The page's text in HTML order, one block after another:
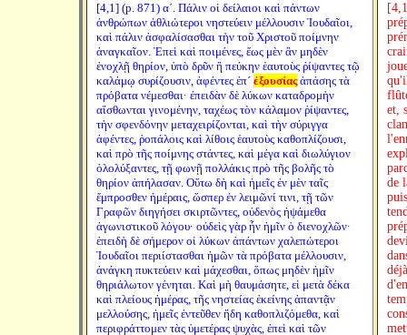
[4,1] (p. 871) αʹ. Πάλιν οἱ δείλαιοι καὶ πάντων
ἀνθρώπων ἀθλιώτεροι νηστεύειν μέλλουσιν Ἰουδαῖοι,
καὶ πάλιν ἀσφαλίσασθαι τὴν τοῦ Χριστοῦ ποίμνην
ἀναγκαῖον. Ἐπεὶ καὶ ποιμένες, ἕως μὲν ἂν μηδὲν
ἐνοχλῇ θηρίον, ὑπὸ δρῦν ἢ πεύκην ἑαυτοὺς ῥίψαντες τῷ
καλάμῳ συρίζουσιν, ἀφέντες ἐπ´ ἐξουσίαςἁπάσης τὰ
πρόβατα νέμεσθαι· ἐπειδὰν δὲ λύκων καταδρομὴν
αἴσθωνται γινομένην, ταχέως τὸν κάλαμον ῥίψαντες,
τὴν σφενδόνην μεταχειρίζονται, καὶ τὴν σύριγγα
ἀφέντες, ῥοπάλοις καὶ λίθοις ἑαυτοὺς καθοπλίζουσι,
καὶ πρὸ τῆς ποίμνης στάντες, καὶ μέγα καὶ διωλύγιον
ὀλολύξαντες, τῇ φωνῇ πολλάκις πρὸ τῆς βολῆς τὸ
θηρίον ἀπήλασαν. Οὕτω δὴ καὶ ἡμεῖς ἐν μὲν ταῖς
ἔμπροσθεν ἡμέραις, ὥσπερ ἐν λειμῶνί τινι, τῇ τῶν
Γραφῶν διηγήσει σκιρτῶντες, οὐδενὸς ἡψάμεθα
ἀγωνιστικοῦ λόγου· οὐδεὶς γὰρ ἦν ἡμῖν ὁ διενοχλῶν·
ἐπειδὴ δὲ σήμερον οἱ λύκων ἁπάντων χαλεπώτεροι
Ἰουδαῖοι περιίστασθαι ἡμῶν τὰ πρόβατα μέλλουσιν,
ἀνάγκη πυκτεύειν καὶ μάχεσθαι, ὅπως μηδὲν ἡμῖν
θηριάλωτον γένηται. Καὶ μὴ θαυμάσητε, εἰ μετὰ δέκα
καὶ πλείους ἡμέρας, τῆς νηστείας ἐκείνης ἀπαντᾷν
μελλούσης, ἡμεῖς ἐντεῦθεν ἤδη καθοπλιζόμεθα, καὶ
περιφράττομεν τὰς ὑμετέρας ψυχὰς, ἐπεὶ καὶ τῶν
et,
de